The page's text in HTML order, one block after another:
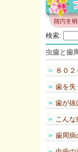
検索:
虫歯と歯
８０２
歯を失
歯が抜
こん
歯周病